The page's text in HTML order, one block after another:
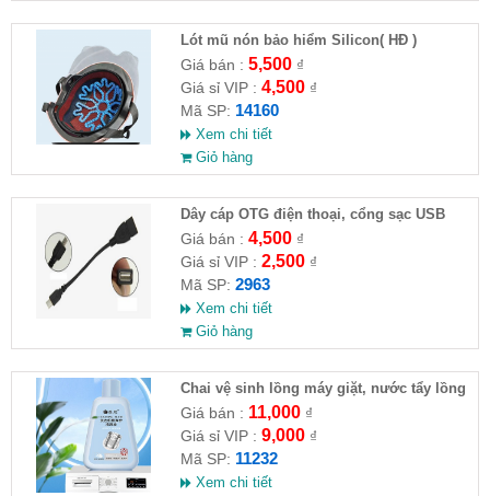
Lót mũ nón bảo hiểm Silicon( HĐ )
Giá bán : 5,500₫
Giá sỉ VIP : 4,500₫
Mã SP: 14160
Xem chi tiết
Giỏ hàng
Dây cáp OTG điện thoại, cổng sạc USB
Giá bán : 4,500₫
Giá sỉ VIP : 2,500₫
Mã SP: 2963
Xem chi tiết
Giỏ hàng
Chai vệ sinh lồng máy giặt, nước tẩy lồng
máy giặt CLEANING FLUID
Giá bán : 11,000₫
Giá sỉ VIP : 9,000₫
Mã SP: 11232
Xem chi tiết